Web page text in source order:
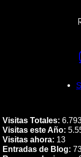
Visitas Totales:
Visitas este Año:
Visitas ahora: 13
Entradas de Blog: